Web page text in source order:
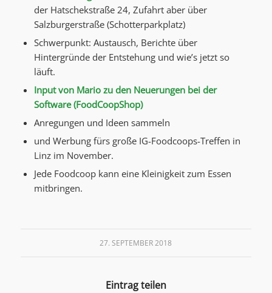
der Hatschekstraße 24, Zufahrt aber über
Salzburgerstraße (Schotterparkplatz)
Schwerpunkt: Austausch, Berichte über
Hintergründe der Entstehung und wie’s jetzt so
läuft.
Input von Mario zu den Neuerungen bei der
Software (FoodCoopShop)
Anregungen und Ideen sammeln
und Werbung fürs große IG-Foodcoops-Treffen in
Linz im November.
Jede Foodcoop kann eine Kleinigkeit zum Essen
mitbringen.
27. SEPTEMBER 2018
Eintrag teilen